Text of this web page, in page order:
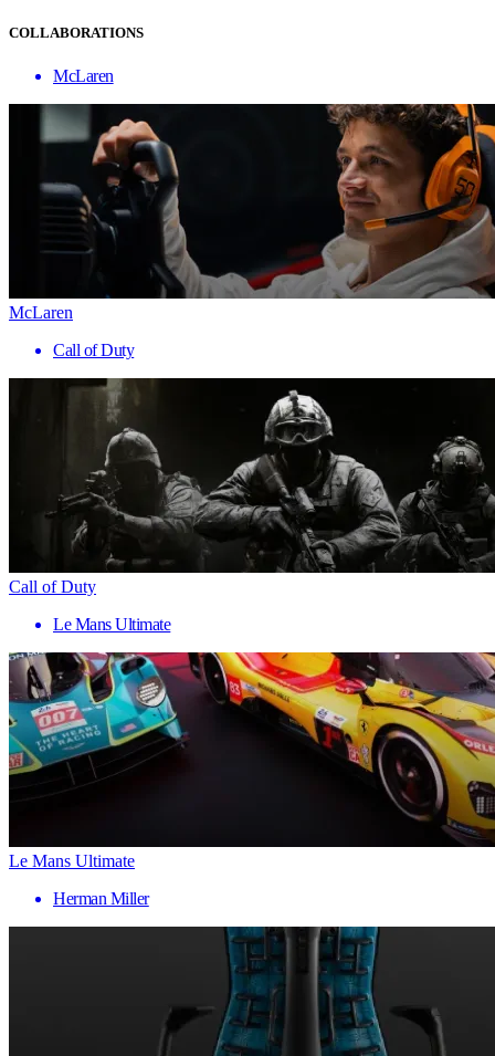
COLLABORATIONS
McLaren
McLaren
Call of Duty
Call of Duty
Le Mans Ultimate
Le Mans Ultimate
Herman Miller